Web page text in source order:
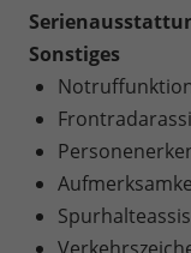
Sonstiges